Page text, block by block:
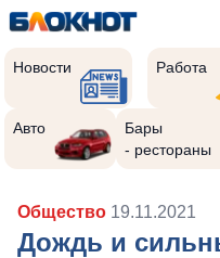
Новости Работа
Авто
Бары
- рестораны
Общество 19.11.2021
Дождь и